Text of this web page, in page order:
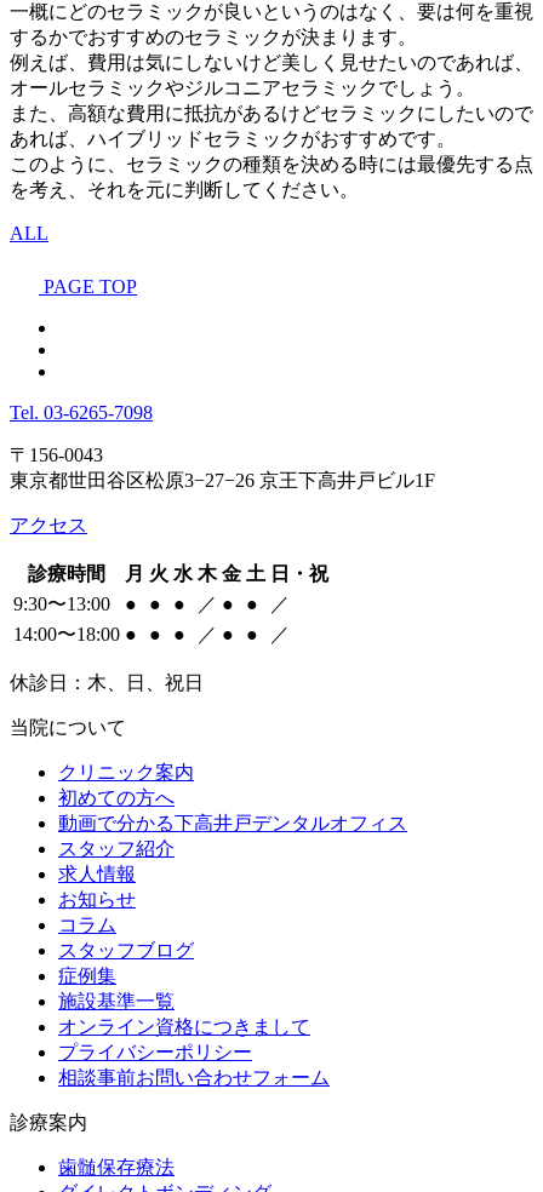
一概にどのセラミックが良いというのはなく、要は何を重視
するかでおすすめのセラミックが決まります。
例えば、費用は気にしないけど美しく見せたいのであれば、
オールセラミックやジルコニアセラミックでしょう。
また、高額な費用に抵抗があるけどセラミックにしたいので
あれば、ハイブリッドセラミックがおすすめです。
このように、セラミックの種類を決める時には最優先する点
を考え、それを元に判断してください。
ALL
PAGE TOP
Tel. 03-6265-7098
〒156-0043
東京都世田谷区松原3−27−26 京王下高井戸ビル1F
アクセス
診療時間 月 火 水 木 金 土 日・祝
9:30〜13:00
● ● ● ／ ● ●
／
14:00〜18:00 ● ● ● ／ ● ● ／
休診日：木、日、祝日
当院について
クリニック案内
初めての方へ
動画で分かる下高井戸デンタルオフィス
スタッフ紹介
求人情報
お知らせ
コラム
スタッフブログ
症例集
施設基準一覧
オンライン資格につきまして
プライバシーポリシー
相談事前お問い合わせフォーム
診療案内
歯髄保存療法